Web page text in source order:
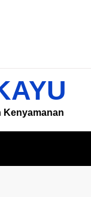
Kenyamanan